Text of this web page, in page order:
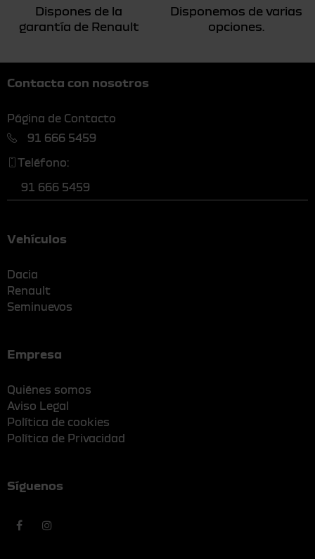
Dispones de la
garantía de Renault
Disponemos de varias
opciones.
Contacta con nosotros
Página de Contacto
91 666 5459
Teléfono:
91 666 5459
Vehículos
Dacia
Renault
Seminuevos
Empresa
Quiénes somos
Aviso Legal
Política de cookies
Política de Privacidad
Síguenos